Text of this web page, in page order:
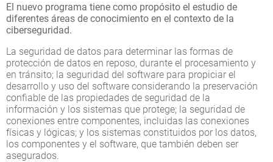
El nuevo programa tiene como propósito el estudio de
diferentes áreas de conocimiento en el contexto de la
ciberseguridad.
La seguridad de datos para determinar las formas de
protección de datos en reposo, durante el procesamiento y
en tránsito; la seguridad del software para propiciar el
desarrollo y uso del software considerando la preservación
confiable de las propiedades de seguridad de la
información y los sistemas que protege; la seguridad de
conexiones entre componentes, incluidas las conexiones
físicas y lógicas; y los sistemas constituidos por los datos,
los componentes y el software, que también deben ser
asegurados.